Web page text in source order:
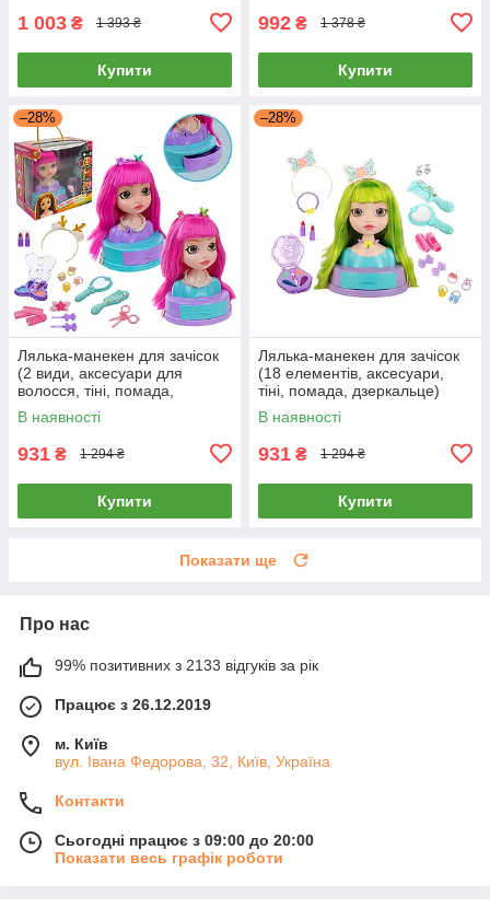
1 003 ₴ 1 393 ₴
Купити
992 ₴ 1 378 ₴
Купити
–28%
Лялька-манекен для зачісок
(2 види, аксесуари для
волосся, тіні, помада,
дзеркальце, в коробці) SR010
В наявності
931 ₴ 1 294 ₴
Купити
–28%
Лялька-манекен для зачісок
(18 елементів, аксесуари,
тіні, помада, дзеркальце)
SR012
В наявності
931 ₴ 1 294 ₴
Купити
Показати ще
Про нас
99% позитивних з 2133 відгуків за рік
Працює з 26.12.2019
м. Київ
вул. Івана Федорова, 32, Київ, Україна
Контакти
Сьогодні працює з 09:00 до 20:00
Показати весь графік роботи